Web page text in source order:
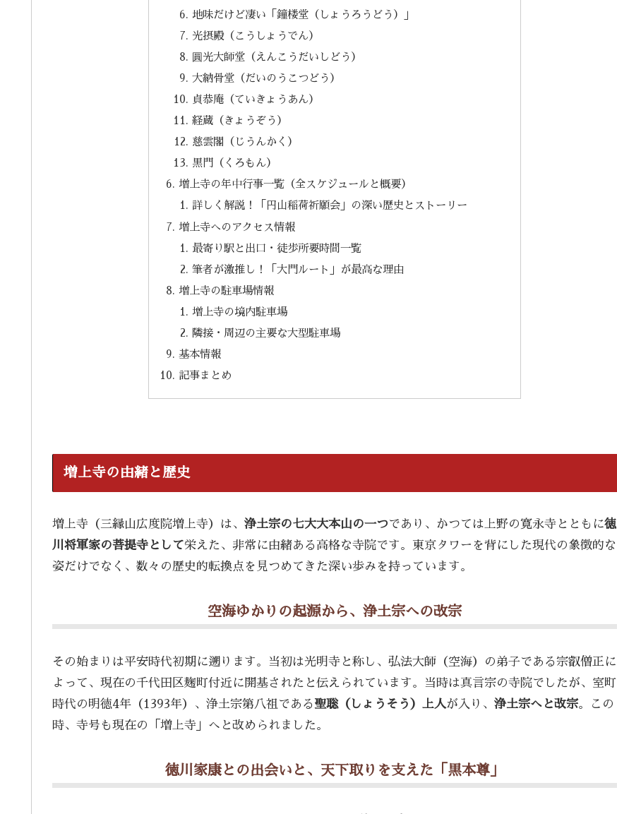
地味だけど凄い「鐘楼堂（しょうろうどう）」
光摂殿（こうしょうでん）
圓光大師堂（えんこうだいしどう）
大納骨堂（だいのうこつどう）
貞恭庵（ていきょうあん）
経蔵（きょうぞう）
慈雲閣（じうんかく）
黒門（くろもん）
増上寺の年中行事一覧（全スケジュールと概要）
詳しく解説！「円山稲荷祈願会」の深い歴史とストーリー
増上寺へのアクセス情報
最寄り駅と出口・徒歩所要時間一覧
筆者が激推し！「大門ルート」が最高な理由
増上寺の駐車場情報
増上寺の境内駐車場
隣接・周辺の主要な大型駐車場
基本情報
記事まとめ
増上寺の由緒と歴史
増上寺（三縁山広度院増上寺）は、 浄土宗の七大大本山の一つであり、かつては上野の寛永寺とともに徳
川将軍家の菩提寺として栄えた、非常に由緒ある高格な寺院です。東京タワーを背にした現代の象徴的な
姿だけでなく、数々の歴史的転換点を見つめてきた深い歩みを持っています。
空海ゆかりの起源から、浄土宗への改宗
その始まりは平安時代初期に遡ります。当初は光明寺と称し、弘法大師（空海）の弟子である宗叡僧正に
よって、現在の千代田区麹町付近に開基されたと伝えられています。当時は真言宗の寺院でしたが、室町
時代の明徳4年（1393年）、浄土宗第八祖である 聖聡（しょうそう）上人が入り、 浄土宗へと改宗。この
時、寺号も現在の「増上寺」へと改められました。
徳川家康との出会いと、天下取りを支えた「黒本尊」